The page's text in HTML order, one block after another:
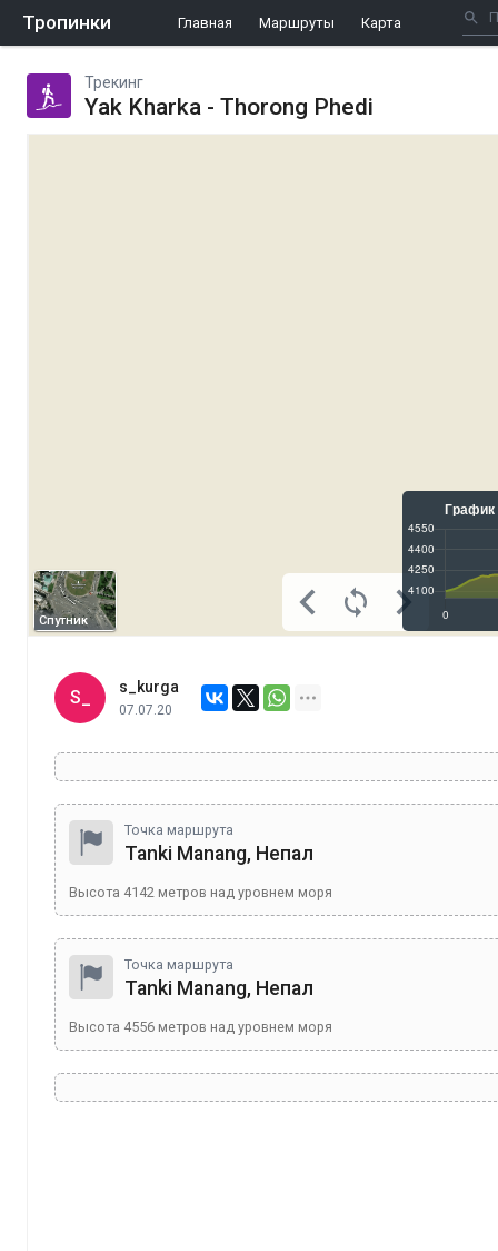
Тропинки Главная Маршруты Карта
Трекинг
Yak Kharka - Thorong Phedi
Спутник
S_
s_kurga
07.07.20
Точка маршрута
Tanki Manang, Непал
Высота 4142 метров над уровнем моря
Точка маршрута
Tanki Manang, Непал
Высота 4556 метров над уровнем моря